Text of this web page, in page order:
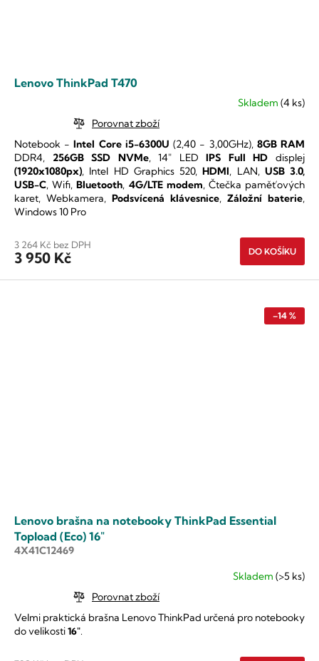
Lenovo ThinkPad T470
je
5,0
z
5
hvězdiček.
Skladem(4 ks)
Porovnat zboží
3 264 Kč bez DPH
3 950 Kč DO KOŠÍKU
Notebook -Intel Core i5-6300U(2,40 - 3,00GHz), 8GB RAM
DDR4, 256GB SSD NVMe, 14" LEDIPS Full HD displej
(1920x1080px), Intel HD Graphics 520,HDMI, LAN, USB 3.0,
USB-C, Wifi,Bluetooth, 4G/LTE modem, Čtečka paměťových
karet, Webkamera, Podsvícená klávesnice, Záložní baterie,
Windows 10 Pro
–14 %
Lenovo brašna na notebooky ThinkPad Essential
Topload (Eco) 16"
4X41C12469
je
5,0
Skladem(>5 ks)
Porovnat zboží
Velmi praktická brašna Lenovo ThinkPad určená pro notebooky
do velikosti16"